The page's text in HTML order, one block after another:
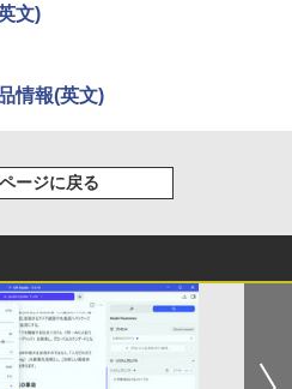
ンテル高速CPU ランダムで発送
4GB～ 高速SSD1TB 最大 フルHD
ラ zoom 軽量薄型 無線 型番更
処分
100%ポイント】【Windows11
第8世代 Core i3/メモリ:4GB/8G
Wi-fi/15.6型/Office/HDMI/USB3.
PC 中古ノートパソコン Windows
ニター 10.5インチ 11インチ フ
100%sRGB 400cd/m? 光沢
巻収納ダンボール本棚付]◆特典
入りました!入間くん (1-49巻 最
リジナル缶バッジ付] 全巻セット
なんか小さくてかわいいやつ
） [ ナガノ ]
アップグレード版】AOKIMI ワイヤ
ン bluetooth イヤホン V12 小型
自動ペアリング Type-C充電 マイク
タッチ式音量調整 スポーツ/通勤/通
議(ホワイト)
ャオミ REDMI Buds 8 Lite ワイヤ
ン Bluetooth 5.4 ノイズキャンセ
36時間再生
(Stadium ver.)
炭酸水 ラベルレス 500ml ×24本
本の水 2L 8本 ラベルレス [ ケース
ットボトル ] [ 箱買い ] [ ストック
給 ]
モノクロ版 39 (ジャンプ
DIGITAL)
裏でヤニ吸うふたり 9巻 (デジタル
文)
情報(英文)
ージに戻る